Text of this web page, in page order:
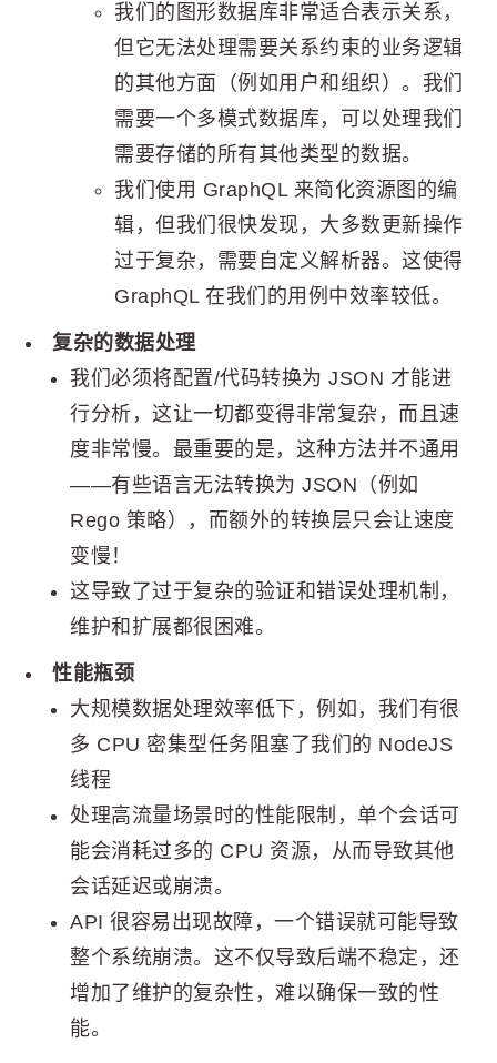
我们的图形数据库非常适合表示关系，
但它无法处理需要关系约束的业务逻辑
的其他方面（例如用户和组织）。我们
需要一个多模式数据库，可以处理我们
需要存储的所有其他类型的数据。
我们使用 GraphQL 来简化资源图的编
辑，但我们很快发现，大多数更新操作
过于复杂，需要自定义解析器。这使得
GraphQL 在我们的用例中效率较低。
复杂的数据处理
我们必须将配置/代码转换为 JSON 才能进
行分析，这让一切都变得非常复杂，而且速
度非常慢。最重要的是，这种方法并不通用
——有些语言无法转换为 JSON（例如
Rego 策略），而额外的转换层只会让速度
变慢！
这导致了过于复杂的验证和错误处理机制，
维护和扩展都很困难。
性能瓶颈
大规模数据处理效率低下，例如，我们有很
多 CPU 密集型任务阻塞了我们的 NodeJS
线程
处理高流量场景时的性能限制，单个会话可
能会消耗过多的 CPU 资源，从而导致其他
会话延迟或崩溃。
API 很容易出现故障，一个错误就可能导致
整个系统崩溃。这不仅导致后端不稳定，还
增加了维护的复杂性，难以确保一致的性
能。